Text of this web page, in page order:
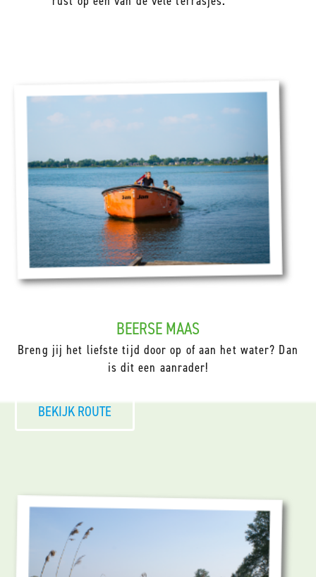
BEERSE MAAS
Breng jij het liefste tijd door op of aan het water? Dan
is dit een aanrader!
BEKIJK ROUTE